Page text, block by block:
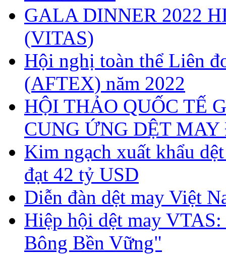
GALA DINNER 2022
(VITAS)
Hội nghị toàn thể Liên
(AFTEX) năm 2022
HỘI THẢO QUỐC TẾ
CUNG ỨNG DỆT
Kim ngạch xuất khẩu
đạt 42 tỷ USD
Diễn đàn dệt may Việt
Hiệp hội dệt may
Bông Bền Vững"